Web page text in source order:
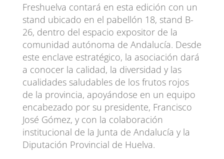
Freshuelva contará en esta edición con un
stand ubicado en el pabellón 18, stand B-
26, dentro del espacio expositor de la
comunidad autónoma de Andalucía. Desde
este enclave estratégico, la asociación dará
a conocer la calidad, la diversidad y las
cualidades saludables de los frutos rojos
de la provincia, apoyándose en un equipo
encabezado por su presidente, Francisco
José Gómez, y con la colaboración
institucional de la Junta de Andalucía y la
Diputación Provincial de Huelva.